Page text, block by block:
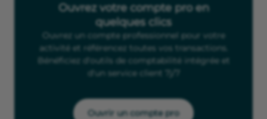
Ouvrez votre compte pro en
quelques clics
Ouvrez un compte professionnel pour votre
activité et référencez toutes vos transactions.
Bénéficiez d'outils de comptabilité intégrée et
d'un service client 7j/7
Ouvrir un compte pro